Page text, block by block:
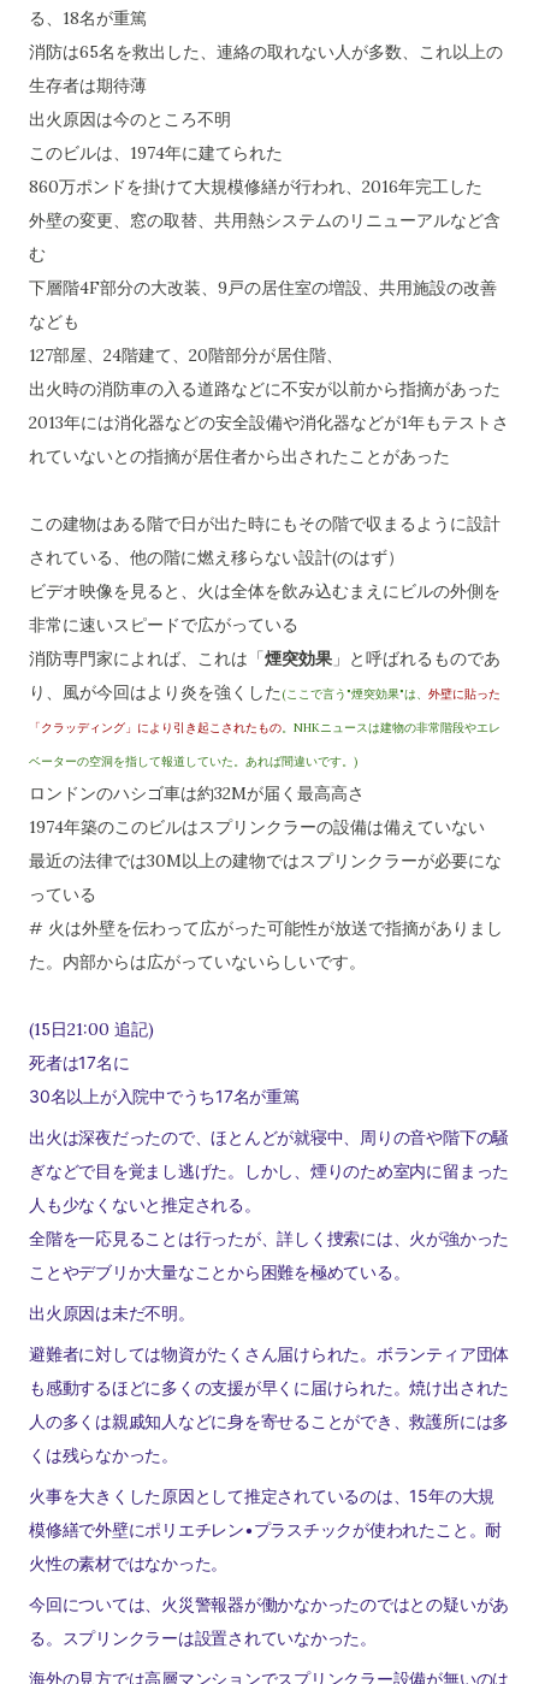
る、18名が重篤
消防は65名を救出した、連絡の取れない人が多数、これ以上の
生存者は期待薄
出火原因は今のところ不明
このビルは、1974年に建てられた
860万ポンドを掛けて大規模修繕が行われ、2016年完工した
外壁の変更、窓の取替、共用熱システムのリニューアルなど含
む
下層階4F部分の大改装、9戸の居住室の増設、共用施設の改善
なども
127部屋、24階建て、20階部分が居住階、
出火時の消防車の入る道路などに不安が以前から指摘があった
2013年には消化器などの安全設備や消化器などが1年もテストさ
れていないとの指摘が居住者から出されたことがあった
この建物はある階で日が出た時にもその階で収まるように設計
されている、他の階に燃え移らない設計(のはず）
ビデオ映像を見ると、火は全体を飲み込むまえにビルの外側を
非常に速いスピードで広がっている
消防専門家によれば、これは「煙突効果 」と呼ばれるものであ
り、風が今回はより炎を強くした (ここで言う"煙突効果"は、 外壁に貼った
「クラッディング」により引き起こされたもの。NHKニュースは建物の非常階段やエレ
ベーターの空洞を指して報道していた。あれば間違いです。)
ロンドンのハシゴ車は約32Mが届く最高高さ
1974年築のこのビルはスプリンクラーの設備は備えていない
最近の法律では30M以上の建物ではスプリンクラーが必要にな
っている
# 火は外壁を伝わって広がった可能性が放送で指摘がありまし
た。内部からは広がっていないらしいです。
(15日21:00 追記)
死者は17名に
30名以上が入院中でうち17名が重篤
出火は深夜だったので、ほとんどが就寝中、周りの音や階下の騒
ぎなどで目を覚まし逃げた。しかし、煙りのため室内に留まった
人も少なくないと推定される。
全階を一応見ることは行ったが、詳しく捜索には、火が強かった
ことやデブリか大量なことから困難を極めている。
出火原因は未だ不明。
避難者に対しては物資がたくさん届けられた。ボランティア団体
も感動するほどに多くの支援が早くに届けられた。焼け出された
人の多くは親戚知人などに身を寄せることができ、救護所には多
くは残らなかった。
火事を大きくした原因として推定されているのは、15年の大規
模修繕で外壁にポリエチレン•プラスチックが使われたこと。耐
火性の素材ではなかった。
今回については、火災警報器が働かなかったのではとの疑いがあ
る。スプリンクラーは設置されていなかった。
海外の見方では高層マンションでスプリンクラー設備が無いのは